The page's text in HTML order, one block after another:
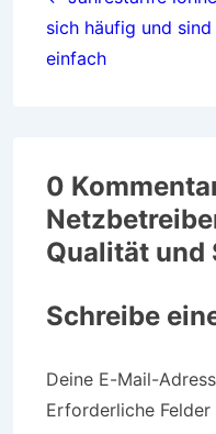
sich häufig und sind
einfach
0
Qualität und
Schreibe
Deine E-Mail-
Erforderliche